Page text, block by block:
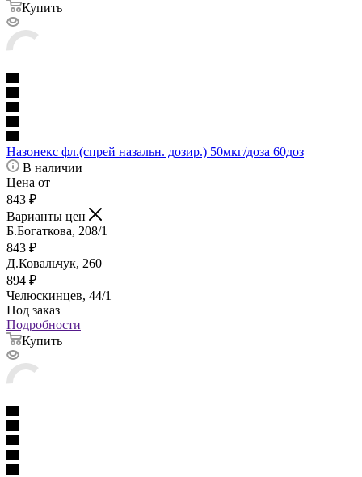
Купить
Назонекс фл.(спрей назальн. дозир.) 50мкг/доза 60доз
В наличии
Цена от
843 ₽
Варианты цен
Б.Богаткова, 208/1
843 ₽
Д.Ковальчук, 260
894 ₽
Челюскинцев, 44/1
Под заказ
Подробности
Купить